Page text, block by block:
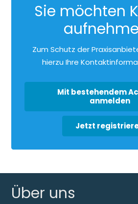
Sie möchten
Zum Schutz der
hierzu Ihre
Mit bestehendem
anmelden
Jetzt
Über uns